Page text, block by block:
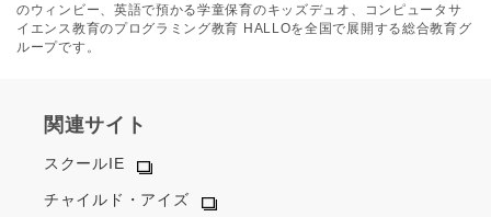
のウィンビー、英語で預かる学童保育のキッズデュオ、コンピュータサ
イエンス教育のプログラミング教育 HALLOを全国で展開する総合教育グ
ループです。
関連サイト
スクールIE
チャイルド・アイズ